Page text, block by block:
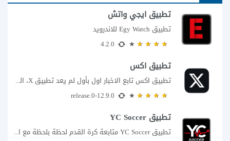
تطبيق ايجي واتش
تطبيق Egy Watch للاندرويد
تطبيق اكس
تطبيق اكس تابع الاخبار اول بأول لم يعد تطبيق X، المعروف سابقا باسم تويتر،...
تطبيق YC Soccer
تطبيق YC Soccer متابعة كرة القدم لحظة بلحظة مع اقتراب مباراة مصر والأرجنتين في...